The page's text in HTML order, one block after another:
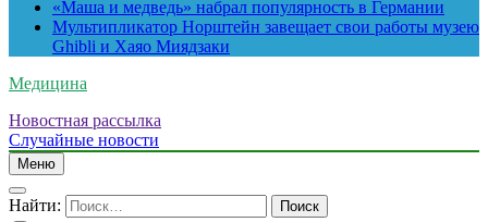
«Маша и медведь» набрал популярность в Германии
Мультипликатор Норштейн завещает свои работы музею
Ghibli и Хаяо Миядзаки
Медицина
Новостная рассылка
Случайные новости
Меню
Найти: